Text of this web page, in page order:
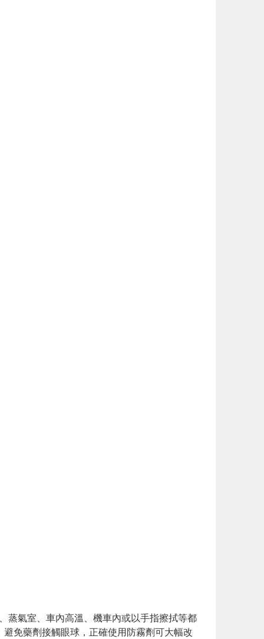
蒸氣室、車內高溫、機車內或以手指擦拭等都
免藥劑接觸眼球，正確使用防霧劑可大幅改